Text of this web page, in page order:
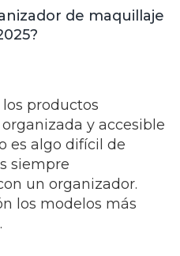
de maquillaje
productos
y accesible
es algo difícil de
siempre
un organizador.
los modelos más